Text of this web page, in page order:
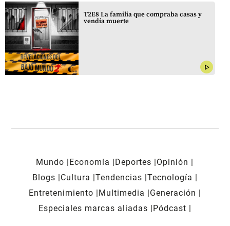
T2E8 La familia que compraba casas y
vendía muerte
play_arrow
Mundo Economía Deportes
Opinión
Blogs
Cultura Tendencias Tecnología
Entretenimiento
Multimedia
Generación
Especiales marcas aliadas
Pódcast